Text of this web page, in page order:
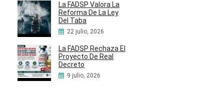
La FADSP Valora La
Reforma De La Ley
Del Taba
22 julio, 2026
La FADSP Rechaza El
Proyecto De Real
Decreto
9 julio, 2026